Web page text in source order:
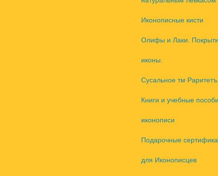
Иконописные кисти
Олифы и Лаки.
иконы.
Сусальное тм Раритетъ
Книги и учебные
иконописи
Подарочные
для Иконописцев